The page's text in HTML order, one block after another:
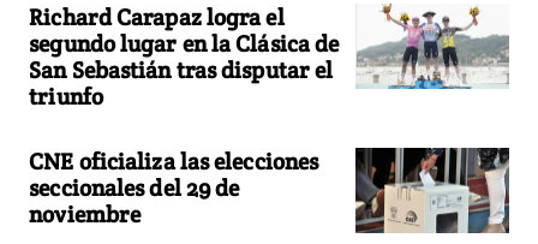
Richard Carapaz logra el
segundo lugar en la Clásica de
San Sebastián tras disputar el
triunfo
CNE oficializa las elecciones
seccionales del 29 de
noviembre